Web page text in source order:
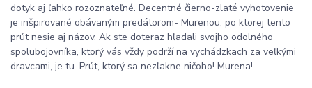
dotyk aj ľahko rozoznateľné. Decentné čierno-zlaté vyhotovenie
je inšpirované obávaným predátorom- Murenou, po ktorej tento
prút nesie aj názov. Ak ste doteraz hľadali svojho odolného
spolubojovníka, ktorý vás vždy podrží na vychádzkach za veľkými
dravcami, je tu. Prút, ktorý sa nezľakne ničoho! Murena!